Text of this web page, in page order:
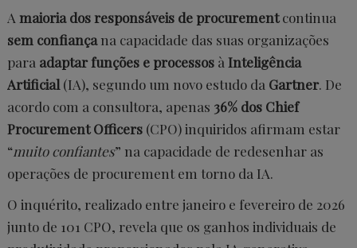
A maioria dos responsáveis de procurementcontinua
sem confiançana capacidade das suas organizações
para adaptar funções e processos à Inteligência
Artificial (IA), segundo um novo estudo da Gartner. De
acordo com a consultora, apenas 36% dos Chief
Procurement Officers (CPO) inquiridos afirmam estar
“muito confiantes” na capacidade de redesenhar as
operações de procurement em torno da IA.
O inquérito, realizado entre janeiro e fevereiro de 2026
junto de 101 CPO, revela que os ganhos individuais de